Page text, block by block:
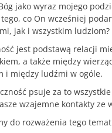
jako wyraz mojego
co On wcześniej
jak i wszystkim ludziom?
jest podstawą relacji
a także między
i między ludźmi w ogóle.
psuje za to
wzajemne kontakty ze
do rozważenia tego